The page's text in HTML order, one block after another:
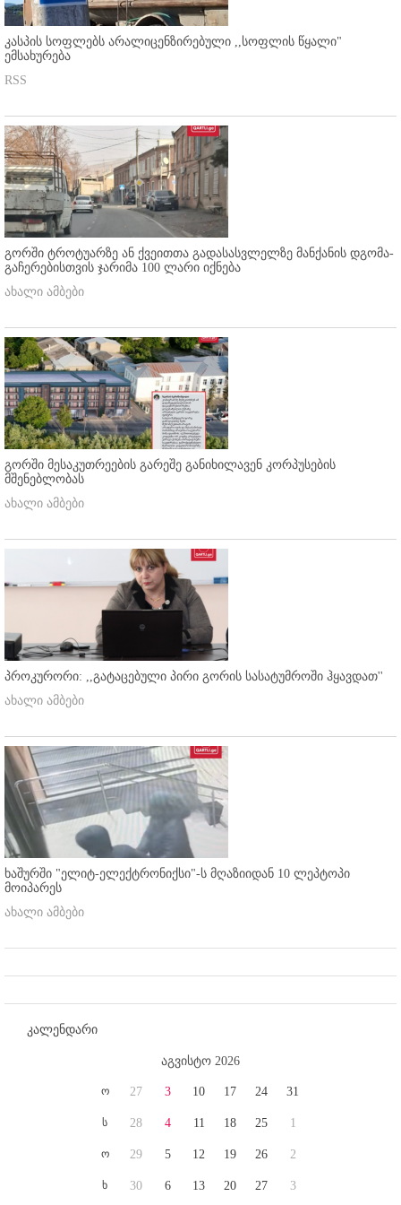
კასპის სოფლებს არალიცენზირებული ,,სოფლის წყალი"
ემსახურება
RSS
გორში ტროტუარზე ან ქვეითთა გადასასვლელზე მანქანის დგომა-
გაჩერებისთვის ჯარიმა 100 ლარი იქნება
ახალი ამბები
გორში მესაკუთრეების გარეშე განიხილავენ კორპუსების
მშენებლობას
ახალი ამბები
პროკურორი: ,,გატაცებული პირი გორის სასატუმროში ჰყავდათ''
ახალი ამბები
ხაშურში "ელიტ-ელექტრონიქსი"-ს მღაზიიდან 10 ლეპტოპი
მოიპარეს
ახალი ამბები
კალენდარი
აგვისტო 2026
ო
ს
ო
ხ
27
28
29
30
3
4
5
6
10
11
12
13
17
18
19
20
24
25
26
27
31
1
2
3